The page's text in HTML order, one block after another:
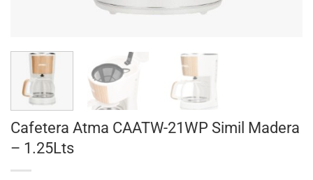
Cafetera Atma CAATW-21WP Simil Madera
– 1.25Lts